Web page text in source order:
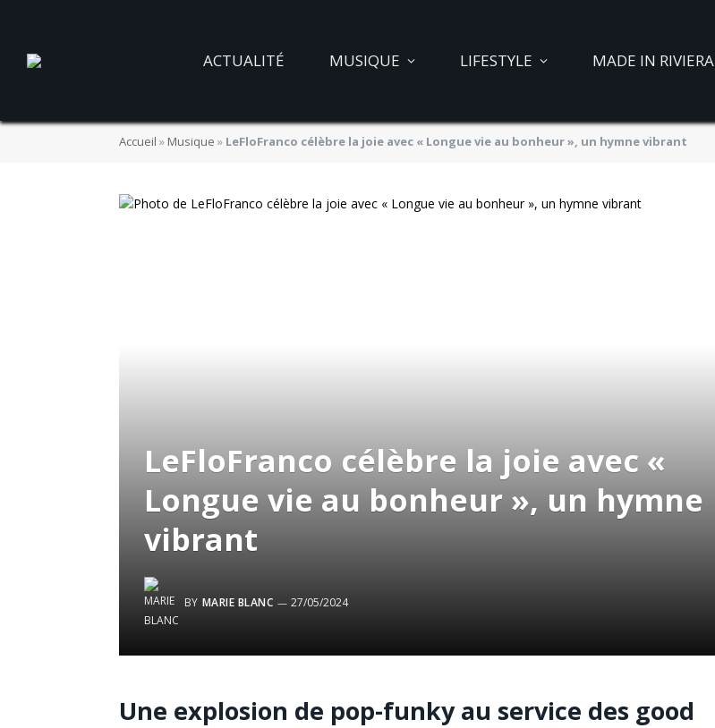
ACTUALITÉ MUSIQUE LIFESTYLE MADE IN RIVIERA
Accueil » Musique » LeFloFranco célèbre la joie avec « Longue vie au bonheur », un hymne vibrant
LeFloFranco célèbre la joie avec «
Longue vie au bonheur », un hymne
vibrant
BY MARIE BLANC 27/05/2024
Une explosion de pop-funkyau service des good